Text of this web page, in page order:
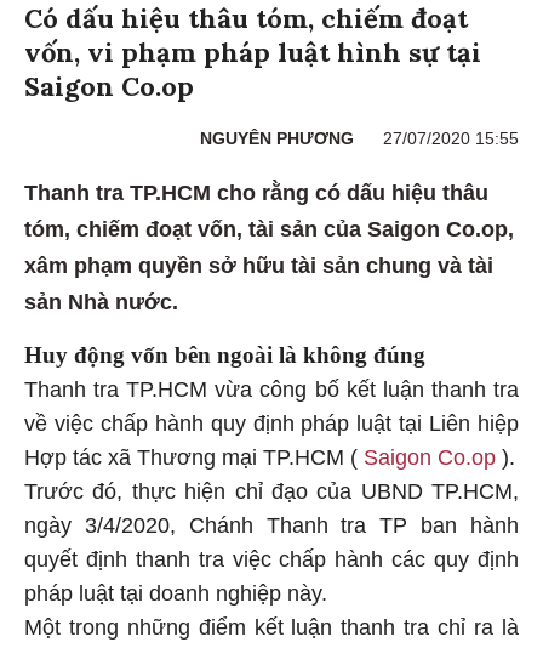
Có dấu hiệu thâu tóm, chiếm đoạt
vốn, vi phạm pháp luật hình sự tại
Saigon Co.op
NGUYÊN PHƯƠNG 27/07/2020 15:55
Thanh tra TP.HCM cho rằng có dấu hiệu thâu
tóm, chiếm đoạt vốn, tài sản của Saigon Co.op,
xâm phạm quyền sở hữu tài sản chung và tài
sản Nhà nước.
Huy động vốn bên ngoài là không đúng
Thanh tra TP.HCM vừa công bố kết luận thanh tra
về việc chấp hành quy định pháp luật tại Liên hiệp
Hợp tác xã Thương mại TP.HCM ( Saigon Co.op ).
Trước đó, thực hiện chỉ đạo của UBND TP.HCM,
ngày 3/4/2020, Chánh Thanh tra TP ban hành
quyết định thanh tra việc chấp hành các quy định
pháp luật tại doanh nghiệp này.
Một trong những điểm kết luận thanh tra chỉ ra là